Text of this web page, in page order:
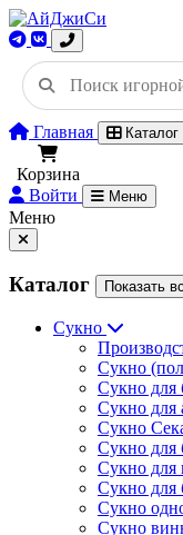
Главная Каталог
Корзина
Войти
Меню
Меню
Каталог Показать
Сукно
Сукно
Сукно для
Сукно для
Сукно
Сукно для
Сукно для
Сукно для
Сукно
Сукно